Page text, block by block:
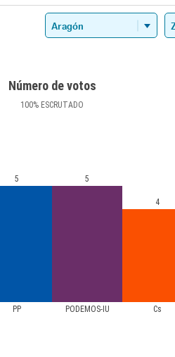
Número de votos
100% ESCRUTADO
PP PODEMOS-IU Cs
5 5
4